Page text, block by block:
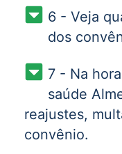
6 - Veja
dos
7 - Na
saúde
reajustes,
convênio.